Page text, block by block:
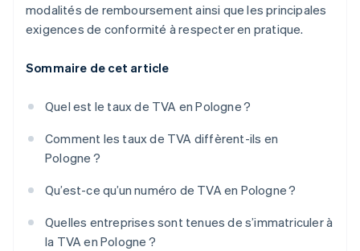
modalités de remboursement ainsi que les principales
exigences de conformité à respecter en pratique.
Sommaire de cet article
Quel est le taux de TVA en Pologne ?
Comment les taux de TVA diffèrent-ils en
Pologne ?
Qu’est-ce qu’un numéro de TVA en Pologne ?
Quelles entreprises sont tenues de s’immatriculer à
la TVA en Pologne ?